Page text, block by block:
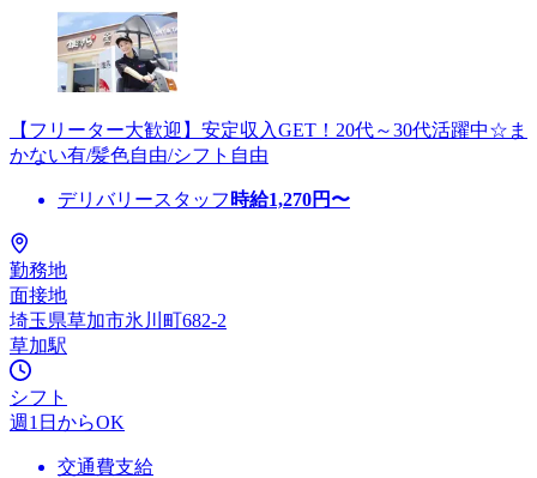
【フリーター大歓迎】安定収入GET！20代～30代活躍中☆ま
かない有/髪色自由/シフト自由
デリバリースタッフ 時給1,270円〜
勤務地
面接地
埼玉県草加市氷川町682-2
草加駅
シフト
週1日からOK
交通費支給